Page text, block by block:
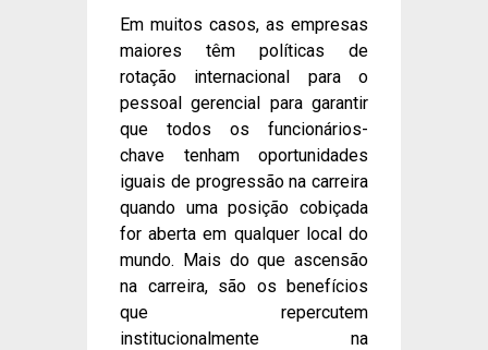
Em muitos casos, as empresas
maiores têm políticas de
rotação internacional para o
pessoal gerencial para garantir
que todos os funcionários-
chave tenham oportunidades
iguais de progressão na carreira
quando uma posição cobiçada
for aberta em qualquer local do
mundo. Mais do que ascensão
na carreira, são os benefícios
que repercutem
institucionalmente na